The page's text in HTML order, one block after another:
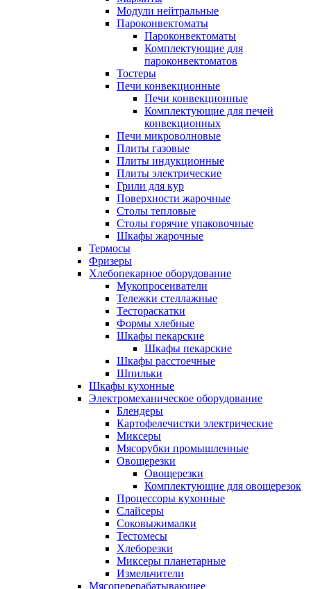
Модули нейтральные
Пароконвектоматы
Пароконвектоматы
Комплектующие для
пароконвектоматов
Тостеры
Печи конвекционные
Печи конвекционные
Комплектующие для печей
конвекционных
Печи микроволновые
Плиты газовые
Плиты индукционные
Плиты электрические
Грили для кур
Поверхности жарочные
Столы тепловые
Столы горячие упаковочные
Шкафы жарочные
Термосы
Фризеры
Хлебопекарное оборудование
Мукопросеиватели
Тележки стеллажные
Тестораскатки
Формы хлебные
Шкафы пекарские
Шкафы пекарские
Шкафы расстоечные
Шпильки
Шкафы кухонные
Электромеханическое оборудование
Блендеры
Картофелечистки электрические
Миксеры
Мясорубки промышленные
Овощерезки
Овощерезки
Комплектующие для овощерезок
Процессоры кухонные
Слайсеры
Соковыжималки
Тестомесы
Хлеборезки
Миксеры планетарные
Измельчители
Мясоперерабатывающее